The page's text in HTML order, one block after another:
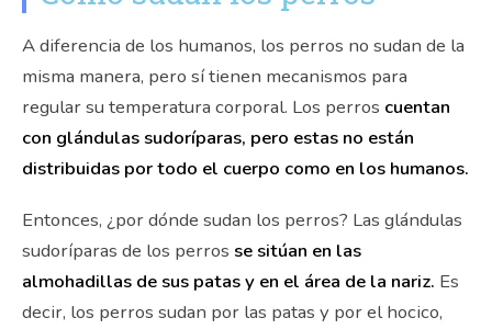
A diferencia de los humanos, los perros no sudan de la
misma manera, pero sí tienen mecanismos para
regular su temperatura corporal. Los perros cuentan
con glándulas sudoríparas, pero estas no están
distribuidas por todo el cuerpo como en los humanos.
Entonces, ¿por dónde sudan los perros? Las glándulas
sudoríparas de los perros se sitúan en las
almohadillas de sus patas y en el área de la nariz. Es
decir, los perros sudan por las patas y por el hocico,